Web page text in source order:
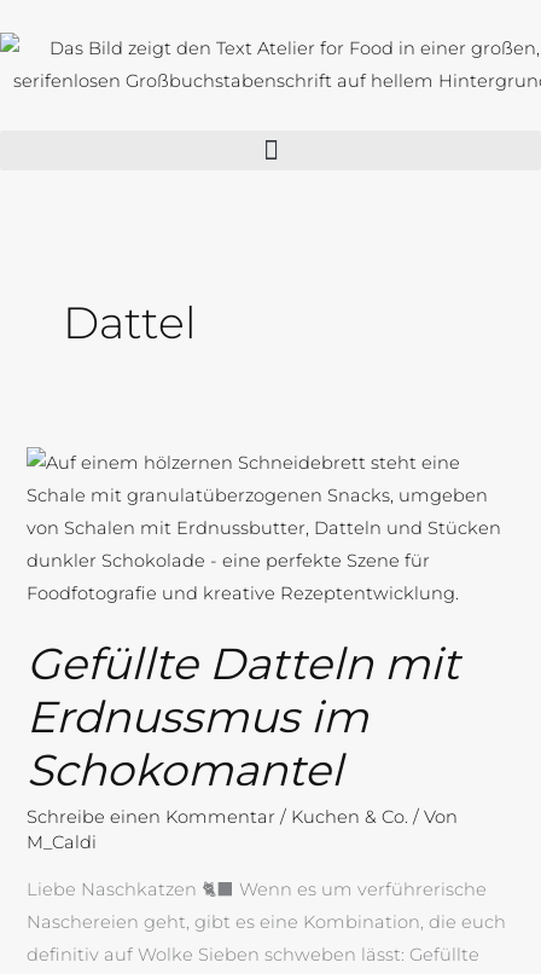
Inhalt
springen
Dattel
Gefüllte Datteln mit
Erdnussmus im
Schokomantel
Schreibe einen Kommentar / Kuchen & Co. / Von
M_Caldi
Liebe Naschkatzen 🐈‍⬛ Wenn es um verführerische
Naschereien geht, gibt es eine Kombination, die euch
definitiv auf Wolke Sieben schweben lässt: Gefüllte
Gefüllte
Datteln
mit
Erdnussmus
im